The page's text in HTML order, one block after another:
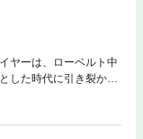
ヤーは、ローベルト中
した時代に引き裂かれ
ランドロマン【寂寞を